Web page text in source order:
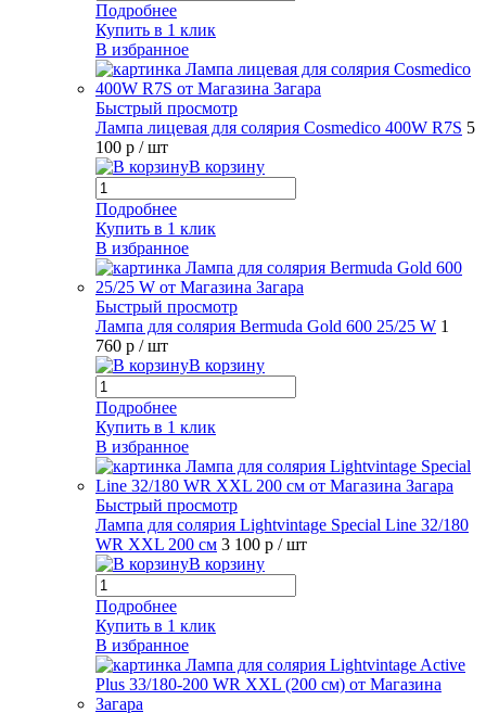
Подробнее
Купить в 1 клик
В избранное
Быстрый просмотр
Лампа лицевая для солярия Cosmedico 400W R7S 5
100 р / шт
В корзину
Подробнее
Купить в 1 клик
В избранное
Быстрый просмотр
Лампа для солярия Bermuda Gold 600 25/25 W 1
760 р / шт
В корзину
Подробнее
Купить в 1 клик
В избранное
Быстрый просмотр
Лампа для солярия Lightvintage Special Line 32/180
WR XXL 200 см 3 100 р / шт
В корзину
Подробнее
Купить в 1 клик
В избранное